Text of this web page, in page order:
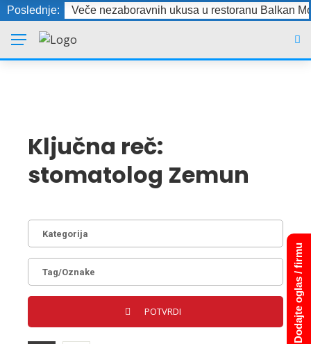
Poslednje: Veče nezaboravnih ukusa u restoranu Balkan
Ključna reč:
stomatolog Zemun
Dodajte oglas / firmu